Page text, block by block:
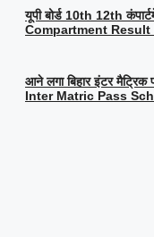
यूपी बोर्ड 10th 12th
Compartment
आने लगा बिहार इंटर
Inter Matric Pass